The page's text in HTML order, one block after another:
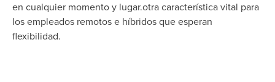
en cualquier momento y lugar.otra característica vital para
los empleados remotos e híbridos que esperan
flexibilidad.